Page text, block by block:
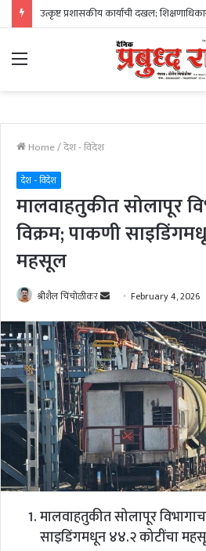
Menu
Home/देश - विदेश
देश - विदेश
मालवाहतुकीत सोलापूर
विक्रम; पाकणी
महसूल
श्रीशैल चिंचोळीकर
Send
email
February 4, 2026
मालवाहतुकीत सोलापूर
साइडिंगमधून ४४.२ कोटींचा